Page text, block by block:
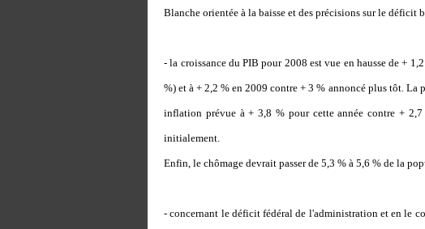
Blanche orientée à la baisse et des précisions sur le déficit
- la croissance du PIB pour 2008 est vue en hausse de +
%) et à + 2,2 % en 2009 contre + 3 % annoncé plus tôt. La
inflation prévue à + 3,8 % pour cette année contre +
initialement.
Enfin, le chômage devrait passer de 5,3 % à 5,6 % de la
- concernant le déficit fédéral de l'administration et en le